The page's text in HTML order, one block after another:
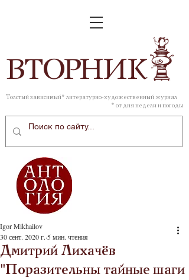
ВТОРНИК
Толстый зависимый* литературно-художественный журнал
* от дня недели и погоды
Дмитрий Лихачёв
"Поразительны тайные шаги
Igor Mikhailov
30 сент. 2020 г. 5 мин. чтения